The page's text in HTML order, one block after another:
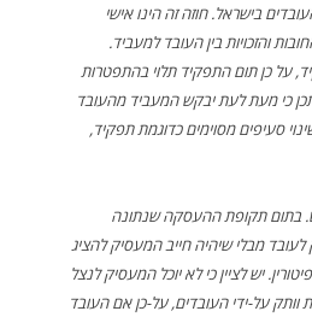
בישראל. חוזה זה הינו אישי
והזכויות בין העובד למעביד.
על כן תום התפקיד תלוי בהתפטרות
כי מעת לעת יבקש המעביד מהעובד
סעיפים מסוימים כדוגמת תפקיד,
בתום תקופת ההעסקה שנתונה
מבלי שיהיה חייב המעסיק להציג
יש לציין כי לא יוכל המעסיק לנצל
על-ידי העובדים, על-כן אם העובד